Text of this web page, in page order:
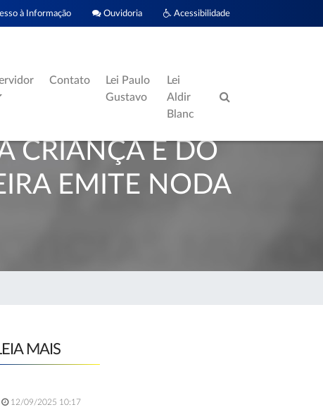
Acessibilidade
Ouvidoria
à Informação
Contato
Lei Paulo
Gustavo
Lei
Aldir
Blanc
CRIANÇA E DO
EMITE NODA
MAIS
12/09/2025 10:17